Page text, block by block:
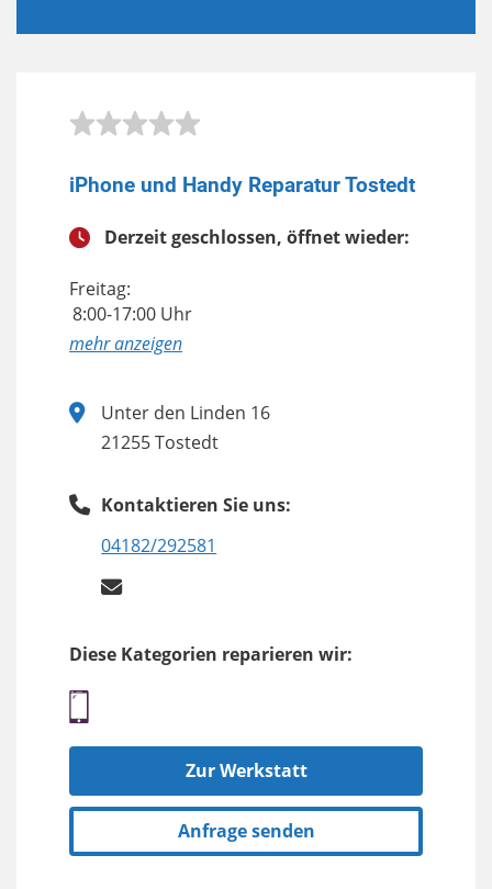
iPhone und Handy Reparatur Tostedt
Derzeit geschlossen, öffnet wieder:
Freitag:
8:00-17:00 Uhr
anzeigen
Unter den Linden 16
21255 Tostedt
Kontaktieren Sie uns:
04182/292581
Diese Kategorien reparieren wir:
Zur Werkstatt
Anfrage senden